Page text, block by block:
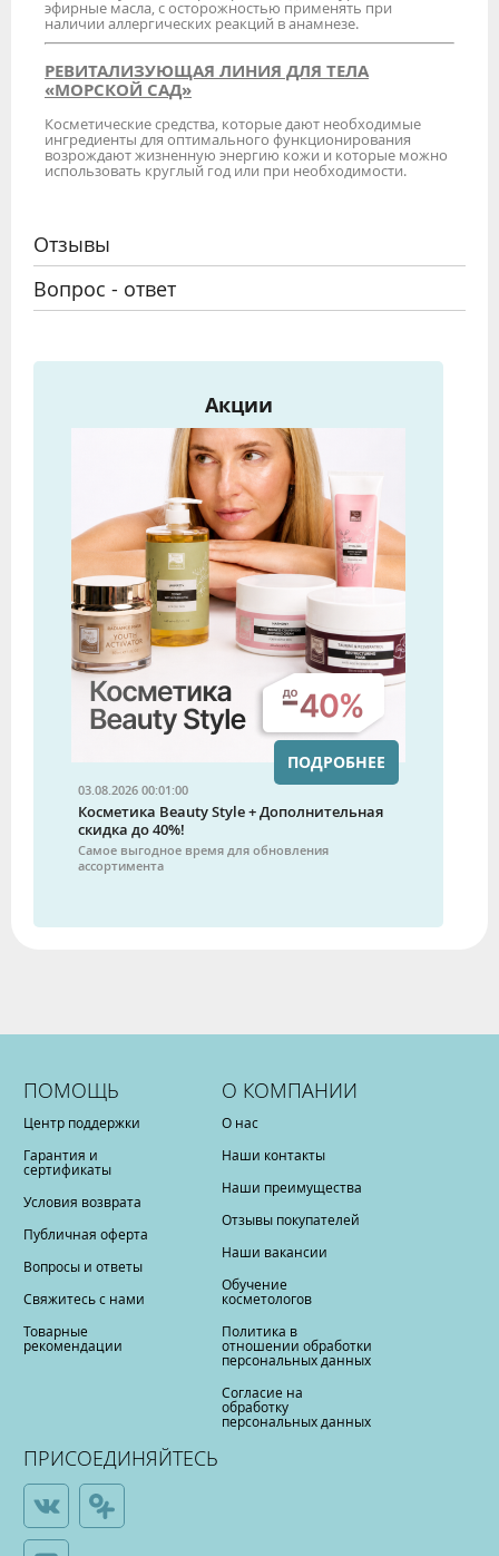
эфирные масла, с осторожностью применять при
наличии аллергических реакций в анамнезе.
РЕВИТАЛИЗУЮЩАЯ ЛИНИЯ ДЛЯ ТЕЛА
«МОРСКОЙ САД»
Косметические средства, которые дают необходимые
ингредиенты для оптимального функционирования
возрождают жизненную энергию кожи и которые можно
использовать круглый год или при необходимости.
Отзывы
Вопрос - ответ
Акции
03.08.2026 00:01:00
Косметика Beauty Style + Дополнительная
скидка до 40%!
Самое выгодное время для обновления
ассортимента
ПОДРОБНЕЕ
ПОМОЩЬ
Центр поддержки
Гарантия и
сертификаты
Условия возврата
Публичная оферта
Вопросы и ответы
Свяжитесь с нами
Товарные
рекомендации
О КОМПАНИИ
О нас
Наши контакты
Наши преимущества
Отзывы покупателей
Наши вакансии
Обучение
косметологов
Политика в
отношении обработки
персональных данных
Согласие на
обработку
персональных данных
ПРИСОЕДИНЯЙТЕСЬ